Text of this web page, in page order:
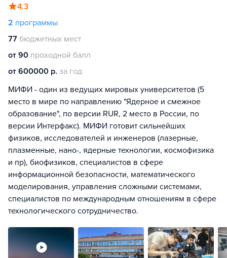
4.3
2 программы
77 бюджетных мест
от 90 проходной балл
от 600000 р. за год
МИФИ - один из ведущих мировых университетов (5
место в мире по направлению "Ядерное и смежное
образование", по версии RUR, 2 место в России, по
версии Интерфакс). МИФИ готовит сильнейших
физиков, исследователей и инженеров (лазерные,
плазменные, нано-, ядерные технологии, космофизика
и пр), биофизиков, специалистов в сфере
информационной безопасности, математического
моделирования, управления сложными системами,
специалистов по международным отношениям в сфере
технологического сотрудничество.